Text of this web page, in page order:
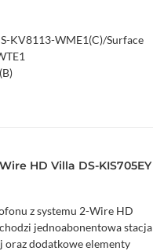
KV8113-WME1(C)/Surface
HD Villa DS-KIS705EY
z systemu 2-Wire HD
jednoabonentowa stacja
dodatkowe elementy